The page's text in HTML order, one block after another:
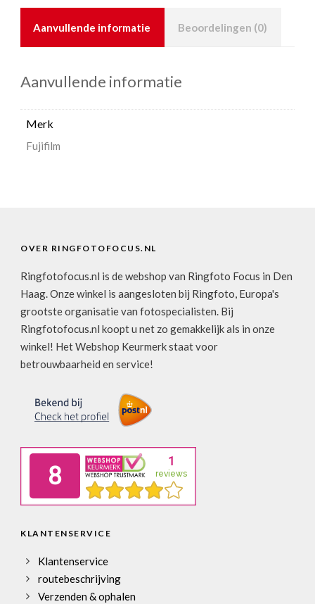
Aanvullende informatie Beoordelingen (0)
Aanvullende informatie
Merk
Fujifilm
OVER RINGFOTOFOCUS.NL
Ringfotofocus.nl is de webshop van Ringfoto Focus in Den
Haag. Onze winkel is aangesloten bij Ringfoto, Europa's
grootste organisatie van fotospecialisten. Bij
Ringfotofocus.nl koopt u net zo gemakkelijk als in onze
winkel! Het Webshop Keurmerk staat voor
betrouwbaarheid en service!
KLANTENSERVICE
Klantenservice
routebeschrijving
Verzenden & ophalen